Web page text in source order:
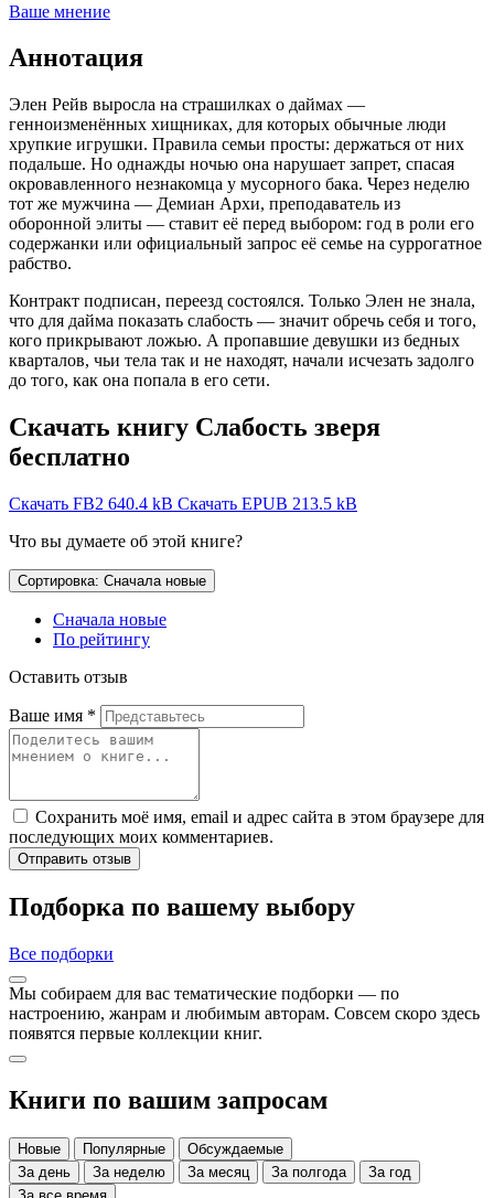
Ваше мнение
Аннотация
Элен Рейв выросла на страшилках о даймах —
генноизменённых хищниках, для которых обычные люди
хрупкие игрушки. Правила семьи просты: держаться от них
подальше. Но однажды ночью она нарушает запрет, спасая
окровавленного незнакомца у мусорного бака. Через неделю
тот же мужчина — Демиан Архи, преподаватель из
оборонной элиты — ставит её перед выбором: год в роли его
содержанки или официальный запрос её семье на суррогатное
рабство.
Контракт подписан, переезд состоялся. Только Элен не знала,
что для дайма показать слабость — значит обречь себя и того,
кого прикрывают ложью. А пропавшие девушки из бедных
кварталов, чьи тела так и не находят, начали исчезать задолго
до того, как она попала в его сети.
Скачать книгу Слабость зверя
бесплатно
Скачать FB2 640.4 kB Скачать EPUB 213.5 kB
Что вы думаете об этой книге?
Сортировка: Сначала новые
Сначала новые
По рейтингу
Оставить отзыв
Ваше имя *
Сохранить моё имя, email и адрес сайта в этом браузере для
последующих моих комментариев.
Отправить отзыв
Подборка по вашему выбору
Все подборки
Мы собираем для вас тематические подборки — по
настроению, жанрам и любимым авторам. Совсем скоро здесь
появятся первые коллекции книг.
Книги по вашим запросам
Новые Популярные
Обсуждаемые
За день
За неделю За месяц За полгода
За год